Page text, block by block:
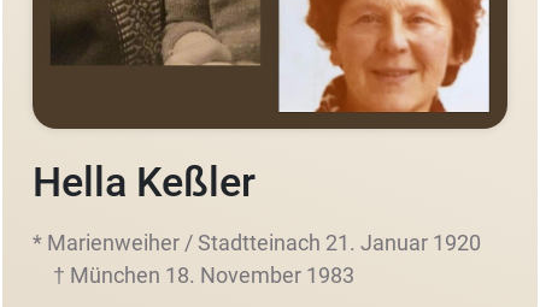
Hella Keßler
* Marienweiher / Stadtteinach 21. Januar 1920
† München 18. November 1983